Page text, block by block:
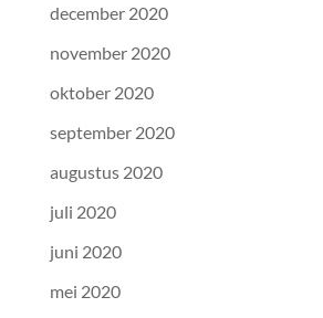
december 2020
november 2020
oktober 2020
september 2020
augustus 2020
juli 2020
juni 2020
mei 2020